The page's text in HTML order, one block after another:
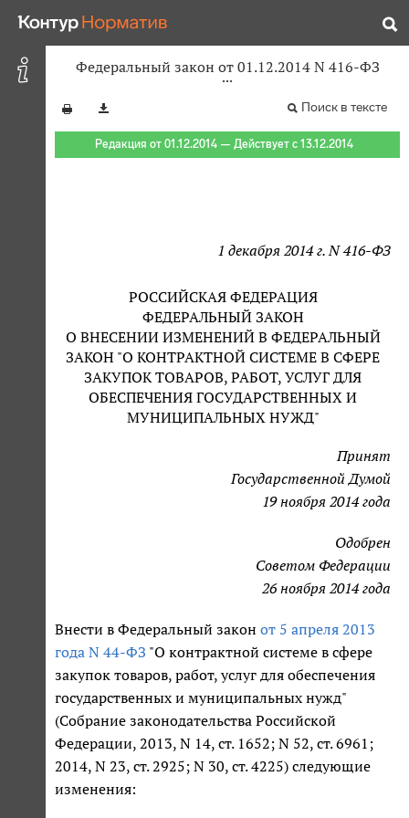
Федеральный закон от 01.12.2014 N 416-ФЗ
Поиск в тексте
Редакция от 01.12.2014 — Действует с 13.12.2014
1 декабря 2014 г. N 416-ФЗ
РОССИЙСКАЯ ФЕДЕРАЦИЯ
ФЕДЕРАЛЬНЫЙ ЗАКОН
О ВНЕСЕНИИ ИЗМЕНЕНИЙ В ФЕДЕРАЛЬНЫЙ
ЗАКОН "О КОНТРАКТНОЙ СИСТЕМЕ В СФЕРЕ
ЗАКУПОК ТОВАРОВ, РАБОТ, УСЛУГ ДЛЯ
ОБЕСПЕЧЕНИЯ ГОСУДАРСТВЕННЫХ И
МУНИЦИПАЛЬНЫХ НУЖД"
Принят
Государственной Думой
19 ноября 2014 года
Одобрен
Советом Федерации
26 ноября 2014 года
Внести в Федеральный закон от 5 апреля 2013
года N 44-ФЗ "О контрактной системе в сфере
закупок товаров, работ, услуг для обеспечения
государственных и муниципальных нужд"
(Собрание законодательства Российской
Федерации, 2013, N 14, ст. 1652; N 52, ст. 6961;
2014, N 23, ст. 2925; N 30, ст. 4225) следующие
изменения: